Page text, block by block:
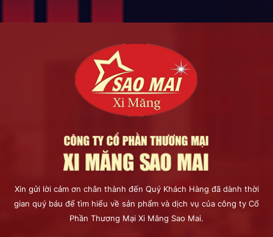
Xin gửi lời cảm ơn chân thành đến Quý Khách Hàng đã dành thời
gian quý báu để tìm hiểu về sản phẩm và dịch vụ của công ty Cổ
Phần Thương Mại Xi Măng Sao Mai.